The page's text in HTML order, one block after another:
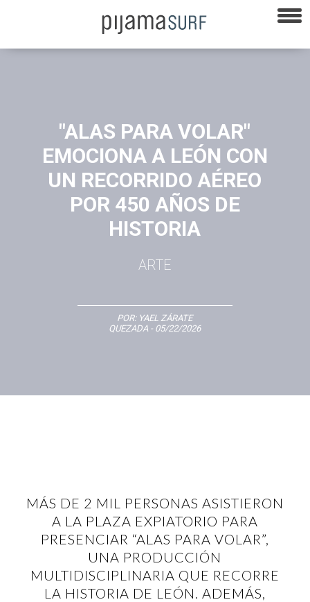
"ALAS PARA VOLAR"
EMOCIONA A LEÓN CON
UN RECORRIDO AÉREO
POR 450 AÑOS DE
HISTORIA
ARTE
POR: YAEL ZÁRATE
QUEZADA - 05/22/2026
MÁS DE 2 MIL PERSONAS ASISTIERON
A LA PLAZA EXPIATORIO PARA
PRESENCIAR “ALAS PARA VOLAR”,
UNA PRODUCCIÓN
MULTIDISCIPLINARIA QUE RECORRE
LA HISTORIA DE LEÓN. ADEMÁS,